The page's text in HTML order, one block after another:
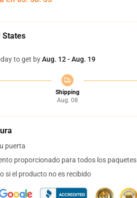
States
to get byAug. 12 - Aug. 19
Shipping
Aug. 08
puerta
proporcionado para todos los paquetes
si el producto no es recibido